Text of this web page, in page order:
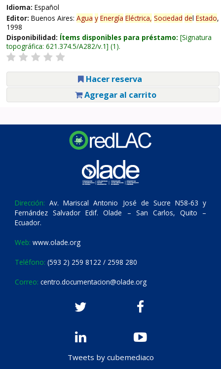
Idioma: Español
Editor: Buenos Aires: Agua y Energía Eléctrica, Sociedad del Estado,
1998
Disponibilidad: Ítems disponibles para préstamo: Signatura
topográfica: 621.374.5/A282/v.1 (1).
Hacer reserva
Agregar al carrito
Dirección: Av. Mariscal Antonio José de Sucre N58-63 y
Fernández Salvador Edif. Olade – San Carlos, Quito –
Ecuador.
Web: www.olade.org
Teléfono: (593 2) 259 8122 / 2598 280
Correo: centro.documentacion@olade.org
Tweets by cubemediaco